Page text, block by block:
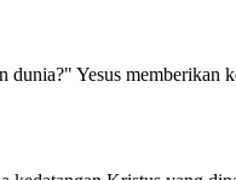
Yesus memberikan